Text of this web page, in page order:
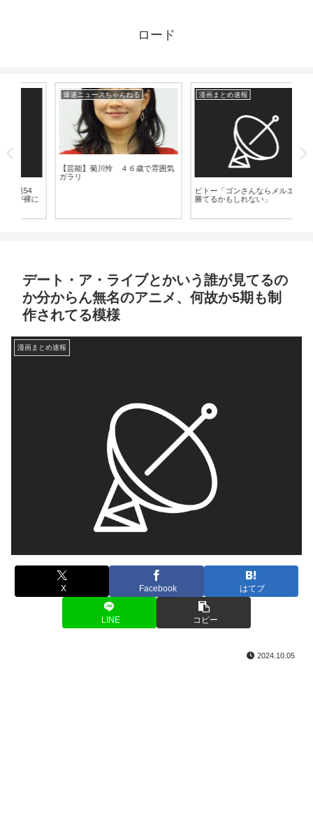
ロード
爆速ニュースちゃんねる
【芸能】菊川怜 ４６歳で雰囲気
ガラリ
漫画まとめ速報
ピトー「ゴンさんならメルエムに
勝てるかもしれない」
デート・ア・ライブとかいう誰が見てるの
か分からん無名のアニメ、何故か5期も制
作されてる模様
漫画まとめ速報
X Facebook はてブ
LINE コピー
2024.10.05